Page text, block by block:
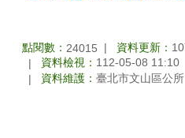
點閱數： 24015 資料更新：
資料檢視： 112-05-08 11:10
資料維護： 臺北市文山區公所